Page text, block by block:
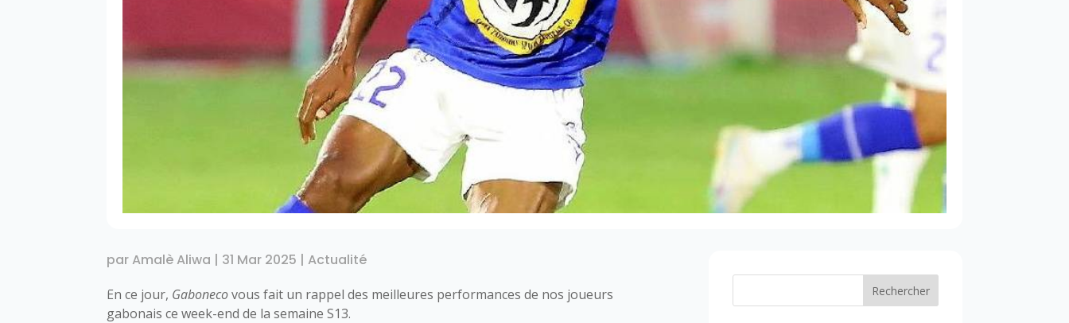
parAmalè Aliwa | 31 Mar 2025 |Actualité
En ce jour, Gabonecovous fait un rappel des meilleures performances de nos joueurs
gabonais ce week-end de la semaine S13.
Rechercher